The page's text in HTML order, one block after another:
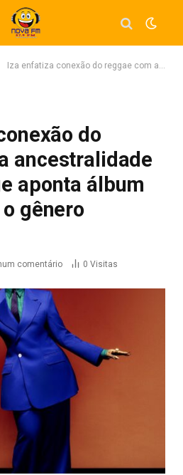
Iza enfatiza conexão do reggae com a ancestralidade em single que aponta álbum voltado para o gênero jamaicano
do
ancestralidade
aponta álbum
gênero
comentário 0 Visitas